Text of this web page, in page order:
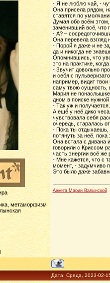
метаморфизм
- Я не люблю чай, -
Она присела рядом,
ставятся по
Думая обо всём этом,
заменивший всё, что
- А? –
Она перевела взгляд
- Порой я даже и не
да и никогда не
Опомнившись, что
это на практике,
- Звучит довольно
и себя с
например, видит
саму твою сущность,
Мария не понаслышке
дном в поиске
- Так уж и
А ещё у неё дико
чувствовала себя
очередь, старалась
- Пока ты отдыхаешь,
потянуть за неё, пока
Она встала с дивана
говорили с Криссом
часть энергии всё же
- Мне кажется, что с
момент, - задумчиво
Это было даже
Анкета Марии Валынской
Дата: Среда, 2023-02-